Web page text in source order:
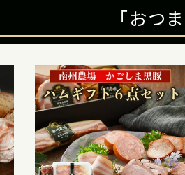
「おつ